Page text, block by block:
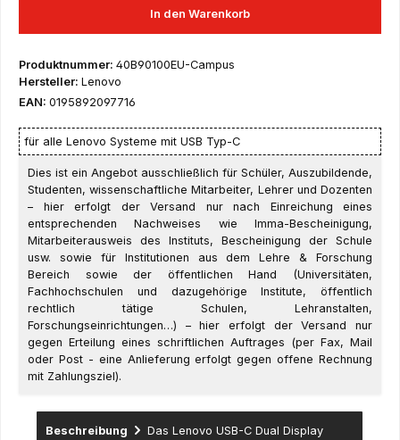
In den Warenkorb
Produktnummer: 40B90100EU-Campus
Hersteller: Lenovo
EAN: 0195892097716
für alle Lenovo Systeme mit USB Typ-C
Dies ist ein Angebot ausschließlich für Schüler, Auszubildende,
Studenten, wissenschaftliche Mitarbeiter, Lehrer und Dozenten
– hier erfolgt der Versand nur nach Einreichung eines
entsprechenden Nachweises wie Imma-Bescheinigung,
Mitarbeiterausweis des Instituts, Bescheinigung der Schule
usw. sowie für Institutionen aus dem Lehre & Forschung
Bereich sowie der öffentlichen Hand (Universitäten,
Fachhochschulen und dazugehörige Institute, öffentlich
rechtlich tätige Schulen, Lehranstalten,
Forschungseinrichtungen…) – hier erfolgt der Versand nur
gegen Erteilung eines schriftlichen Auftrages (per Fax, Mail
oder Post - eine Anlieferung erfolgt gegen offene Rechnung
mit Zahlungsziel).
Beschreibung
Das Lenovo USB-C Dual Display